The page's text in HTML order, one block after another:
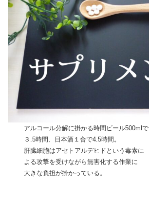
アルコール分解に掛かる時間ビール500mlで
３.5時間、日本酒１合で4.5時間。
肝臓細胞はアセトアルデヒドという毒素に
よる攻撃を受けながら無害化する作業に
大きな負担が掛かっている。